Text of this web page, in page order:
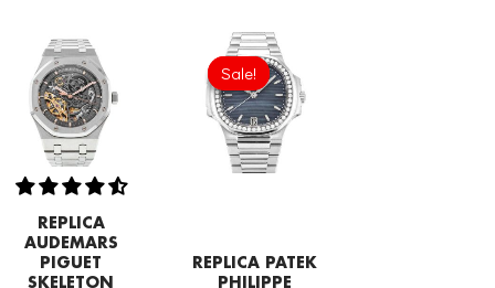
REPLICA
AUDEMARS
PIGUET
SKELETON
Sale!
Sale!
REPLICA PATEK
PHILIPPE
Original
price
was:
£301.00.